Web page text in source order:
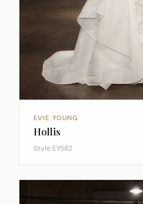
EVIE YOUNG
Hollis
Style EY582